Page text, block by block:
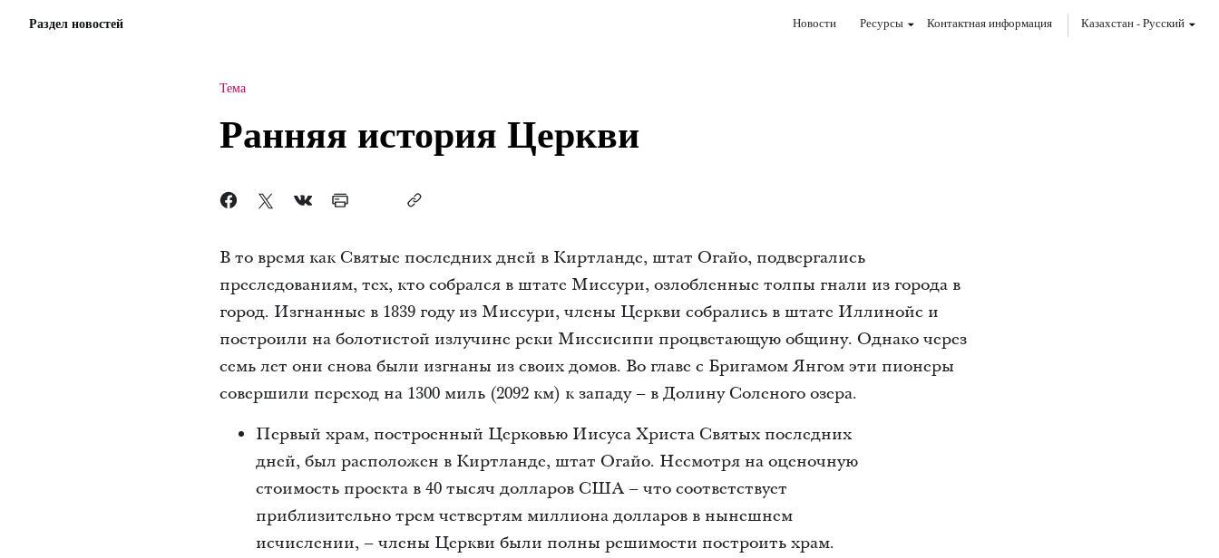
Раздел новостей Новости Ресурсы Контактная информация Казахстан-Pусский
Тема
Ранняя история Церкви
В то время как Святые последних дней в Киртланде, штат Огайо, подвергались
преследованиям, тех, кто собрался в штате Миссури, озлобленные толпы гнали из города в
город. Изгнанные в 1839 году из Миссури, члены Церкви собрались в штате Иллинойс и
построили на болотистой излучине реки Миссисипи процветающую общину. Однако через
семь лет они снова были изгнаны из своих домов. Во главе с Бригамом Янгом эти пионеры
совершили переход на 1300 миль (2092 км) к западу – в Долину Соленого озера.
Первый храм, построенный Церковью Иисуса Христа Святых последних
дней, был расположен в Киртланде, штат Огайо. Несмотря на оценочную
стоимость проекта в 40 тысяч долларов США – что соответствует
приблизительно трем четвертям миллиона долларов в нынешнем
исчислении, – члены Церкви были полны решимости построить храм.